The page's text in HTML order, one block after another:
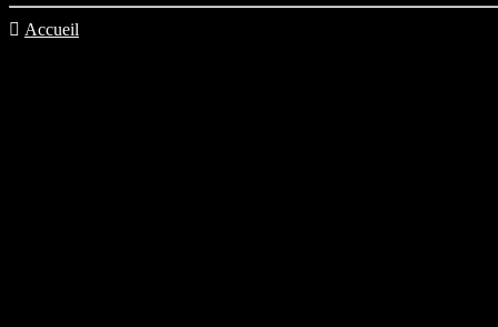
 Accueil